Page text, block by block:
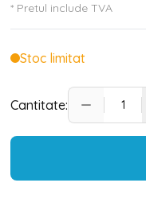
* Pretul include TVA
Stoc limitat
Cantitate: